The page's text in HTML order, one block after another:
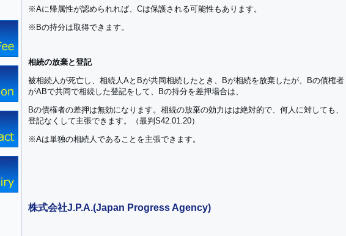
※Aに帰属性が認められれば、Cは保護される可能性もあります。
※Bの持分は取得できます。
相続の放棄と登記
被相続人が死亡し、相続人AとBが共同相続したとき、Bが相続を放棄したが、Bの債権者
がABで共同で相続した登記をして、Bの持分を差押場合は、
Bの債権者の差押は無効になります。相続の放棄の効力はは絶対的で、何人に対しても、
登記なくして主張できます。（最判S42.01.20）
※Aは単独の相続人であることを主張できます。
株式会社J.P.A.(Japan Progress Agency)